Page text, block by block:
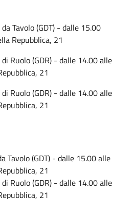
da Tavolo (GDT) - dalle 15.00
Repubblica, 21
di Ruolo (GDR) - dalle 14.00 alle
21
di Ruolo (GDR) - dalle 14.00 alle
21
Tavolo (GDT) - dalle 15.00 alle
21
di Ruolo (GDR) - dalle 14.00 alle
21